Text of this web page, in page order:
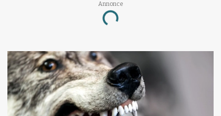
Annonce
Loading...